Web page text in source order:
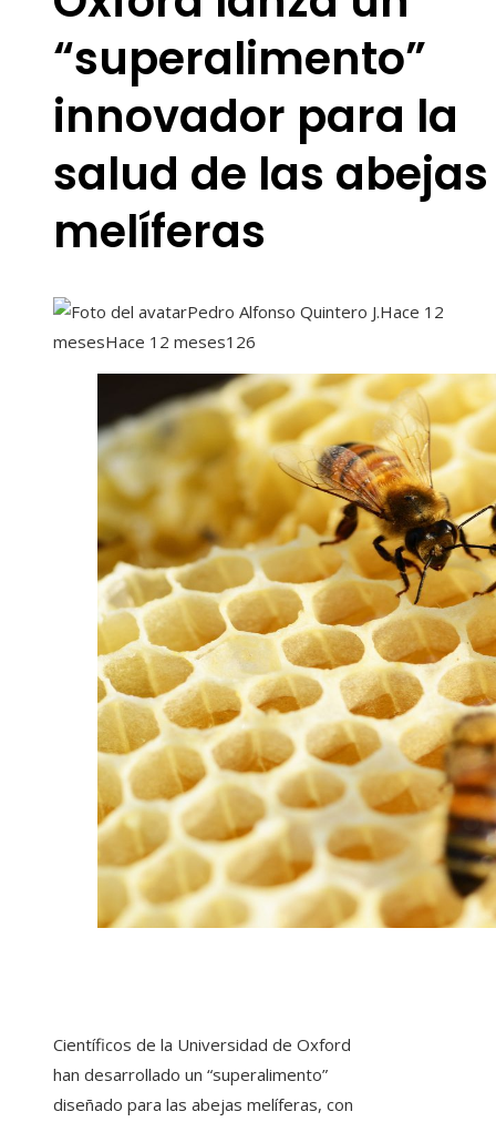
“superalimento”
innovador para la
salud de las abejas
melíferas
Pedro Alfonso Quintero J.Hace 12
mesesHace 12 meses126
Científicos de la Universidad de Oxford
han desarrollado un “superalimento”
diseñado para las abejas melíferas, con